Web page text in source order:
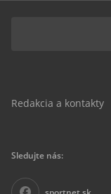
Redakcia a kontakty
Sledujte nás: